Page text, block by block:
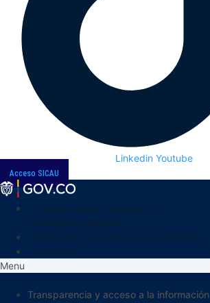
Linkedin Youtube
Acceso SICAU
Menu
Transparencia y acceso a la información